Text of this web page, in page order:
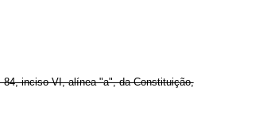
inciso VI, alínea "a", da Constituição,